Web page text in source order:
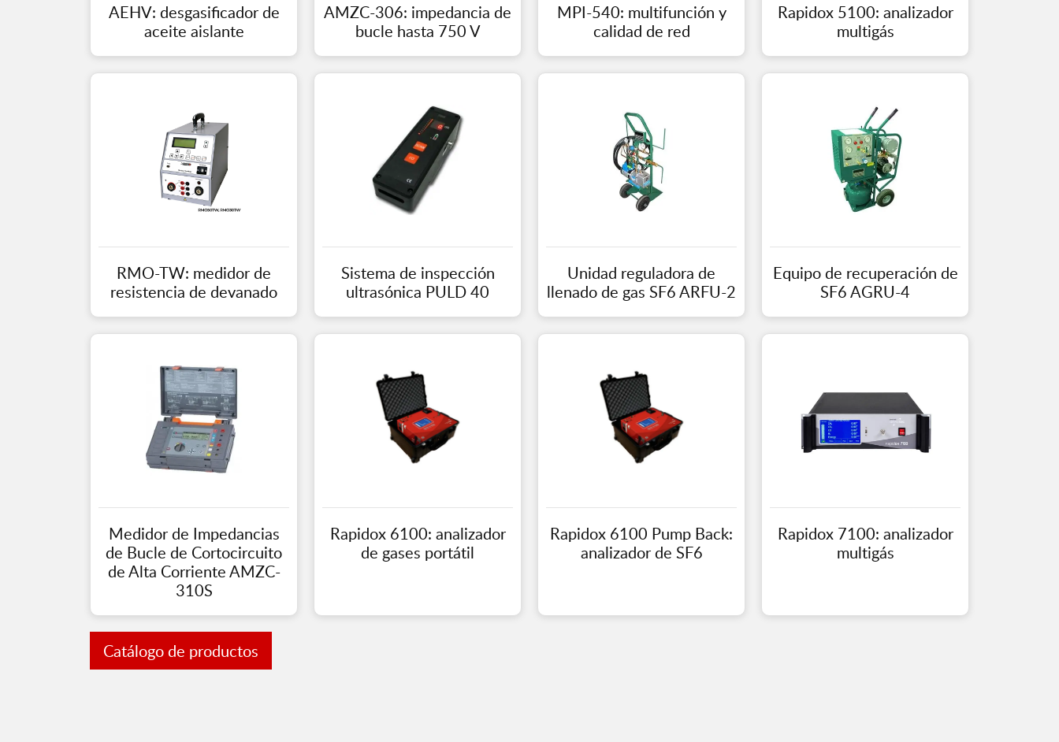
AEHV: desgasificador de
aceite aislante
AMZC-306: impedancia de
bucle hasta 750 V
MPI-540: multifunción y
calidad de red
Rapidox 5100: analizador
multigás
RMO-TW: medidor de
resistencia de devanado
Sistema de inspección
ultrasónica PULD 40
Unidad reguladora de
llenado de gas SF6 ARFU-2
Equipo de recuperación de
SF6 AGRU-4
Medidor de Impedancias
de Bucle de Cortocircuito
de Alta Corriente AMZC-
310S
Rapidox 6100: analizador
de gases portátil
Rapidox 6100 Pump Back:
analizador de SF6
Rapidox 7100: analizador
multigás
Catálogo de productos